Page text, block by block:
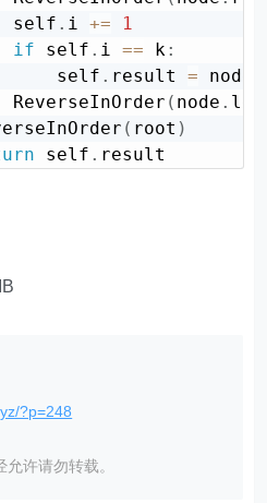
self
. i +=
1
if self . i == k:
self
. result = node
ReverseInOrder
( node .
( root )
self .
?p=248
许请勿转载。